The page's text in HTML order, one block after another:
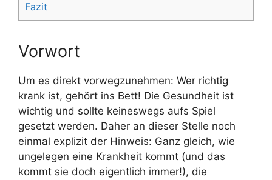
Fazit
Vorwort
Um es direkt vorwegzunehmen: Wer richtig
krank ist, gehört ins Bett! Die Gesundheit ist
wichtig und sollte keineswegs aufs Spiel
gesetzt werden. Daher an dieser Stelle noch
einmal explizit der Hinweis: Ganz gleich, wie
ungelegen eine Krankheit kommt (und das
kommt sie doch eigentlich immer!), die